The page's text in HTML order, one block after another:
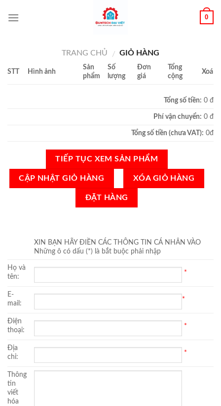
0
TRANG CHỦ / GIỎ HÀNG
STT Hình ảnh
Sản
phẩm
Số
lượng
Đơn
giá
Tổng
cộng
Xoá
Tổng số tiền: 0 đ
Phí vận chuyển: 0 đ
Tổng số tiền (chưa VAT): 0đ
TIẾP TỤC XEM SẢN PHẨM
XÓA GIỎ HÀNG
ĐẶT HÀNG
XIN BẠN HÃY ĐIỀN CÁC THÔNG TIN CÁ NHÂN VÀO
Những ô có dấu (*) là bắt buộc phải nhập
Họ và
tên:
*
E-
mail:
*
Điện
thoại:
*
Địa
chỉ:
*
Thông
tin
viết
hóa